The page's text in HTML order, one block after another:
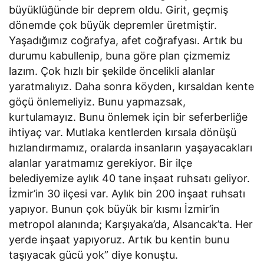
büyüklüğünde bir deprem oldu. Girit, geçmiş
dönemde çok büyük depremler üretmiştir.
Yaşadığımız coğrafya, afet coğrafyası. Artık bu
durumu kabullenip, buna göre plan çizmemiz
lazım. Çok hızlı bir şekilde öncelikli alanlar
yaratmalıyız. Daha sonra köyden, kırsaldan kente
göçü önlemeliyiz. Bunu yapmazsak,
kurtulamayız. Bunu önlemek için bir seferberliğe
ihtiyaç var. Mutlaka kentlerden kırsala dönüşü
hızlandırmamız, oralarda insanların yaşayacakları
alanlar yaratmamız gerekiyor. Bir ilçe
belediyemize aylık 40 tane inşaat ruhsatı geliyor.
İzmir’in 30 ilçesi var. Aylık bin 200 inşaat ruhsatı
yapıyor. Bunun çok büyük bir kısmı İzmir’in
metropol alanında; Karşıyaka’da, Alsancak’ta. Her
yerde inşaat yapıyoruz. Artık bu kentin bunu
taşıyacak gücü yok” diye konuştu.